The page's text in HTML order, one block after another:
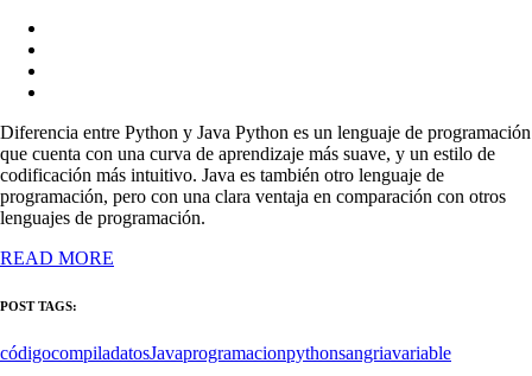
Diferencia entre Python y Java Python es un lenguaje de programación
que cuenta con una curva de aprendizaje más suave, y un estilo de
codificación más intuitivo. Java es también otro lenguaje de
programación, pero con una clara ventaja en comparación con otros
lenguajes de programación.
READ MORE
POST TAGS:
códigocompiladatosJavaprogramacionpythonsangriavariable